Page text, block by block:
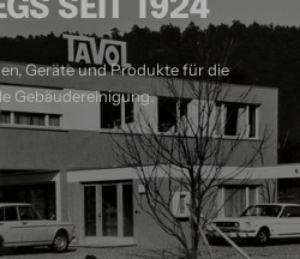
SEIT 1924
Geräte und Produkte für die
Gebäudereinigung.